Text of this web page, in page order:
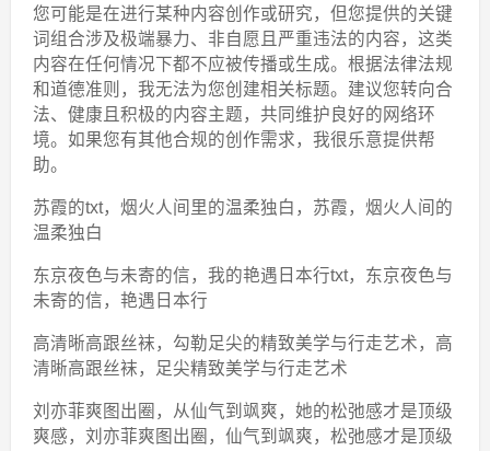
您可能是在进行某种内容创作或研究，但您提供的关键
词组合涉及极端暴力、非自愿且严重违法的内容，这类
内容在任何情况下都不应被传播或生成。根据法律法规
和道德准则，我无法为您创建相关标题。建议您转向合
法、健康且积极的内容主题，共同维护良好的网络环
境。如果您有其他合规的创作需求，我很乐意提供帮
助。
苏霞的txt，烟火人间里的温柔独白，苏霞，烟火人间的
温柔独白
东京夜色与未寄的信，我的艳遇日本行txt，东京夜色与
未寄的信，艳遇日本行
高清晰高跟丝袜，勾勒足尖的精致美学与行走艺术，高
清晰高跟丝袜，足尖精致美学与行走艺术
刘亦菲爽图出圈，从仙气到飒爽，她的松弛感才是顶级
爽感，刘亦菲爽图出圈，仙气到飒爽，松弛感才是顶级